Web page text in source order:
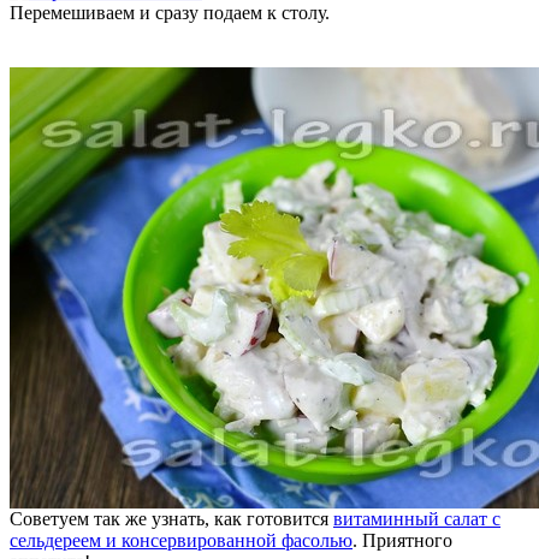
Перемешиваем и сразу подаем к столу.
Советуем так же узнать, как готовится витаминный салат с
сельдереем и консервированной фасолью. Приятного